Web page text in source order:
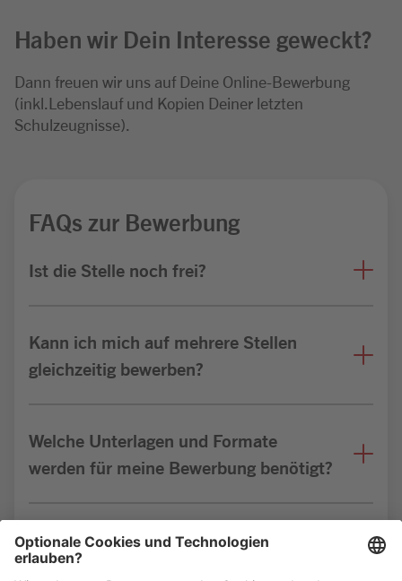
Haben wir Dein Interesse geweckt?
Dann freuen wir uns auf Deine Online-Bewerbung
(inkl.Lebenslauf und Kopien Deiner letzten
Schulzeugnisse).
FAQs zur Bewerbung
Ist die Stelle noch frei?
Kann ich mich auf mehrere Stellen
gleichzeitig bewerben?
Welche Unterlagen und Formate
werden für meine Bewerbung benötigt?
Bin ich für die Stelle geeignet?